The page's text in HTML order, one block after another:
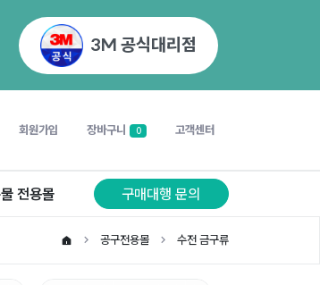
3M 공식대리점
회원가입 장바구니 0 고객센터
전용몰 구매대행 문의
공구전용몰 수전 금구류